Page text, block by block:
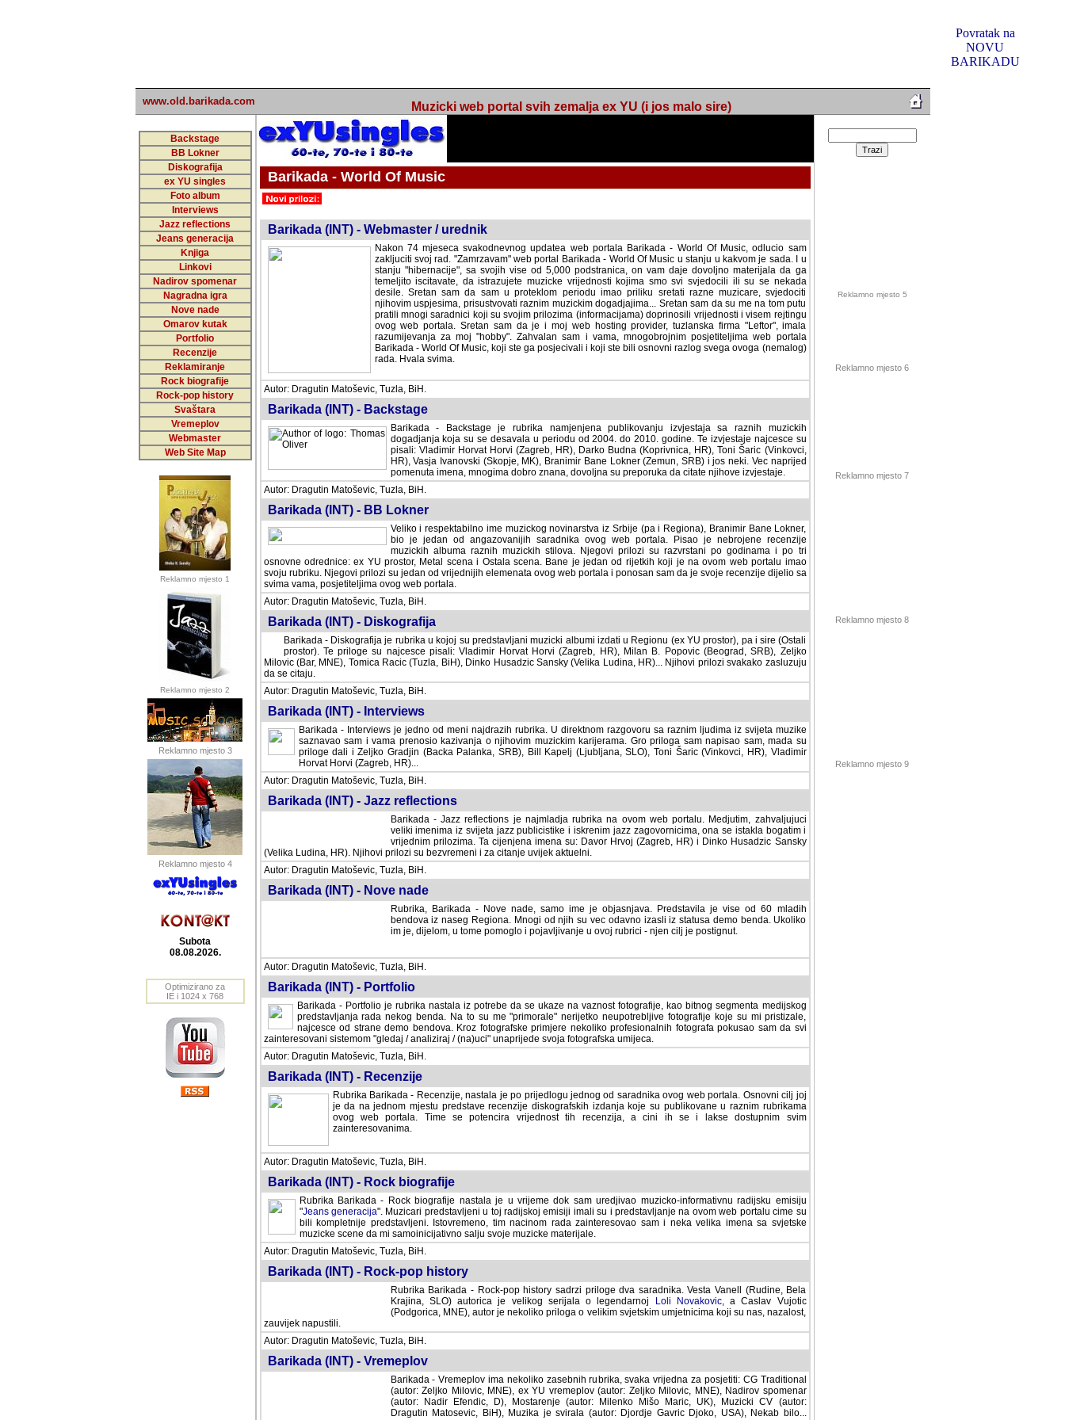
Povratak na
NOVU
BARIKADU
www.old.barikada.com Muzicki web portal svih zemalja ex YU (i jos malo sire)
Backstage
BB Lokner
Diskografija
ex YU singles
Foto album
Interviews
Jazz reflections
Jeans generacija
Knjiga
Linkovi
Nadirov spomenar
Nagradna igra
Nove nade
Omarov kutak
Portfolio
Recenzije
Reklamiranje
Rock biografije
Rock-pop history
Svaštara
Vremeplov
Webmaster
Web Site Map
Reklamno mjesto 1
Reklamno mjesto 2
Reklamno mjesto 3
Reklamno mjesto 4
Subota
08.08.2026.
Optimizirano za
IE i 1024 x 768
Barikada - World Of Music
Barikada (INT) - Webmaster / urednik
Nakon 74 mjeseca svakodnevnog updatea web portala Barikada - World Of Music, odlucio sam
zakljuciti svoj rad. "Zamrzavam" web portal Barikada - World Of Music u stanju u kakvom je sada. I u
stanju "hibernacije", sa svojih vise od 5,000 podstranica, on vam daje dovoljno materijala da ga
temeljito iscitavate, da istrazujete muzicke vrijednosti kojima smo svi svjedocili ili su se nekada desile.
Sretan sam da sam u proteklom periodu imao priliku sretati razne muzicare, svjedociti njihovim
uspjesima, prisustvovati raznim muzickim dogadjajima... Sretan sam da su me na tom putu pratili
mnogi saradnici koji su svojim prilozima (informacijama) doprinosili vrijednosti i visem rejtingu ovog
web portala. Sretan sam da je i moj web hosting provider, tuzlanska firma "Leftor", imala
razumijevanja za moj "hobby". Zahvalan sam i vama, mnogobrojnim posjetiteljima web portala
Barikada - World Of Music, koji ste ga posjecivali i koji ste bili osnovni razlog svega ovoga (nemalog)
rada. Hvala svima.
Autor: Dragutin Matoševic, Tuzla, BiH.
Barikada (INT) - Backstage
Barikada - Backstage je rubrika namjenjena publikovanju izvjestaja sa raznih muzickih
dogadjanja koja su se desavala u periodu od 2004. do 2010. godine. Te izvjestaje najcesce su
pisali: Vladimir Horvat Horvi (Zagreb, HR), Darko Budna (Koprivnica, HR), Toni Šaric (Vinkovci,
HR), Vasja Ivanovski (Skopje, MK), Branimir Bane Lokner (Zemun, SRB) i jos neki. Vec naprijed
pomenuta imena, mnogima dobro znana, dovoljna su preporuka da citate njihove izvjestaje.
Autor: Dragutin Matoševic, Tuzla, BiH.
Barikada (INT) - BB Lokner
Veliko i respektabilno ime muzickog novinarstva iz Srbije (pa i Regiona), Branimir Bane Lokner,
bio je jedan od angazovanijih saradnika ovog web portala. Pisao je nebrojene recenzije muzickih
albuma raznih muzickih stilova. Njegovi prilozi su razvrstani po godinama i po tri osnovne
odrednice: ex YU prostor, Metal scena i Ostala scena. Bane je jedan od rijetkih koji je na ovom web portalu imao svoju rubriku.
Njegovi prilozi su jedan od vrijednijih elemenata ovog web portala i ponosan sam da je svoje recenzije dijelio sa svima vama,
posjetiteljima ovog web portala.
Autor: Dragutin Matoševic, Tuzla, BiH.
Barikada (INT) - Diskografija
Barikada - Diskografija je rubrika u kojoj su predstavljani muzicki albumi izdati u Regionu (ex YU prostor), pa i sire (Ostali
prostor). Te priloge su najcesce pisali: Vladimir Horvat Horvi (Zagreb, HR), Milan B. Popovic (Beograd, SRB), Zeljko Milovic
(Bar, MNE), Tomica Racic (Tuzla, BiH), Dinko Husadzic Sansky (Velika Ludina, HR)... Njihovi prilozi svakako zasluzuju da se
citaju.
Autor: Dragutin Matoševic, Tuzla, BiH.
Barikada (INT) - Interviews
Barikada - Interviews je jedno od meni najdrazih rubrika. U direktnom razgovoru sa raznim ljudima iz svijeta muzike
saznavao sam i vama prenosio kazivanja o njihovim muzickim karijerama. Gro priloga sam napisao sam, mada su
priloge dali i Zeljko Gradjin (Backa Palanka, SRB), Bill Kapelj (Ljubljana, SLO), Toni Šaric (Vinkovci, HR), Vladimir
Horvat Horvi (Zagreb, HR)...
Autor: Dragutin Matoševic, Tuzla, BiH.
Barikada (INT) - Jazz reflections
Barikada - Jazz reflections je najmladja rubrika na ovom web portalu. Medjutim, zahvaljujuci veliki
imenima iz svijeta jazz publicistike i iskrenim jazz zagovornicima, ona se istakla bogatim i
vrijednim prilozima. Ta cijenjena imena su: Davor Hrvoj (Zagreb, HR) i Dinko Husadzic Sansky
(Velika Ludina, HR). Njihovi prilozi su bezvremeni i za citanje uvijek aktuelni.
Autor: Dragutin Matoševic, Tuzla, BiH.
Barikada (INT) - Nove nade
Rubrika, Barikada - Nove nade, samo ime je objasnjava. Predstavila je vise od 60 mladih
bendova iz naseg Regiona. Mnogi od njih su vec odavno izasli iz statusa demo benda. Ukoliko im
je, dijelom, u tome pomoglo i pojavljivanje u ovoj rubrici - njen cilj je postignut.
Autor: Dragutin Matoševic, Tuzla, BiH.
Barikada (INT) - Portfolio
Barikada - Portfolio je rubrika nastala iz potrebe da se ukaze na vaznost fotografije, kao bitnog segmenta medijskog
predstavljanja rada nekog benda. Na to su me "primorale" nerijetko neupotrebljive fotografije koje su mi pristizale,
najcesce od strane demo bendova. Kroz fotografske primjere nekoliko profesionalnih fotografa pokusao sam da svi
zainteresovani sistemom "gledaj / analiziraj / (na)uci" unaprijede svoja fotografska umijeca.
Autor: Dragutin Matoševic, Tuzla, BiH.
Barikada (INT) - Recenzije
Rubrika Barikada - Recenzije, nastala je po prijedlogu jednog od saradnika ovog web portala. Osnovni cilj joj
je da na jednom mjestu predstave recenzije diskografskih izdanja koje su publikovane u raznim rubrikama
ovog web portala. Time se potencira vrijednost tih recenzija, a cini ih se i lakse dostupnim svim
zainteresovanima.
Autor: Dragutin Matoševic, Tuzla, BiH.
Barikada (INT) - Rock biografije
Rubrika Barikada - Rock biografije nastala je u vrijeme dok sam uredjivao muzicko-informativnu radijsku emisiju
"Jeans generacija". Muzicari predstavljeni u toj radijskoj emisiji imali su i predstavljanje na ovom web portalu cime su
bili kompletnije predstavljeni. Istovremeno, tim nacinom rada zainteresovao sam i neka velika imena sa svjetske
muzicke scene da mi samoinicijativno salju svoje muzicke materijale.
Autor: Dragutin Matoševic, Tuzla, BiH.
Barikada (INT) - Rock-pop history
Rubrika Barikada - Rock-pop history sadrzi priloge dva saradnika. Vesta Vanell (Rudine, Bela
Krajina, SLO) autorica je velikog serijala o legendarnoj
Loli Novakovic, a Caslav Vujotic
(Podgorica, MNE), autor je nekoliko priloga o velikim svjetskim umjetnicima koji su nas, nazalost,
zauvijek napustili.
Autor: Dragutin Matoševic, Tuzla, BiH.
Barikada (INT) - Vremeplov
Barikada - Vremeplov ima nekoliko zasebnih rubrika, svaka vrijedna za posjetiti: CG Traditional
(autor: Zeljko Milovic, MNE), ex YU vremeplov (autor: Zeljko Milovic, MNE), Nadirov spomenar
(autor: Nadir Efendic, D), Mostarenje (autor: Milenko Mišo Maric, UK), Muzicki CV (autor: Dragutin
Matosevic, BiH), Muzika je svirala (autor: Djordje Gavric Djoko, USA), Nekab bilo... (autor: